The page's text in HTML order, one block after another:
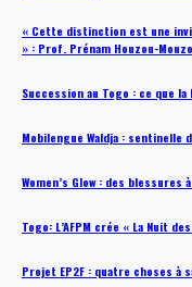
« Cette distinction est une
» : Prof. Prénam Houzou-
Succession au Togo : ce que
Mobilengue Waldja :
Women’s Glow : des
Togo: L’AFPM crée « La Nuit
Projet EP2F : quatre choses à